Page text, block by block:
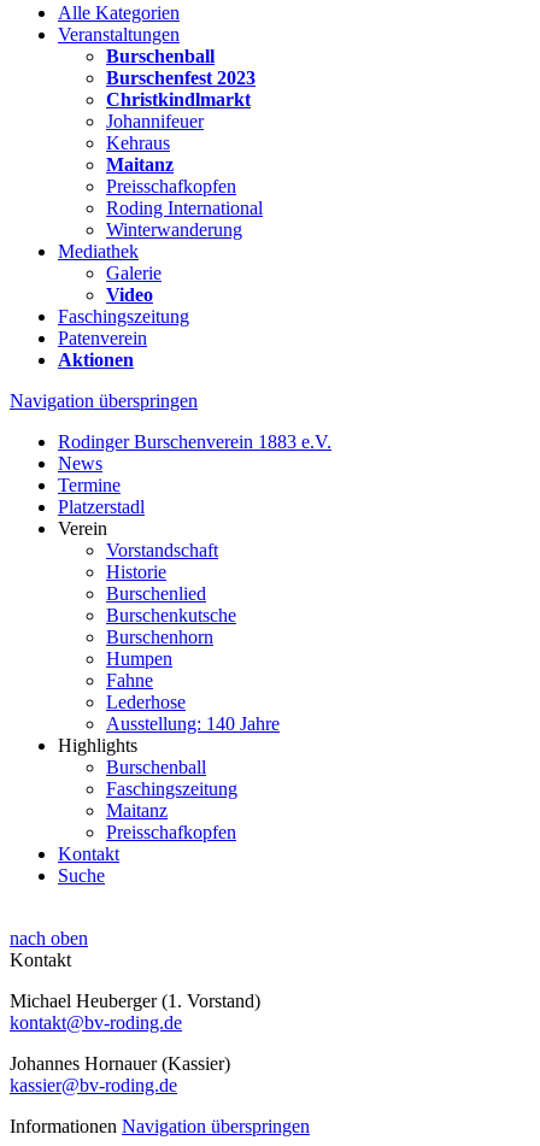
Alle Kategorien
Veranstaltungen
Burschenball
Burschenfest 2023
Christkindlmarkt
Johannifeuer
Kehraus
Maitanz
Preisschafkopfen
Roding International
Winterwanderung
Mediathek
Galerie
Video
Faschingszeitung
Patenverein
Aktionen
Navigation überspringen
Rodinger Burschenverein 1883 e.V.
News
Termine
Platzerstadl
Verein
Vorstandschaft
Historie
Burschenlied
Burschenkutsche
Burschenhorn
Humpen
Fahne
Lederhose
Ausstellung: 140 Jahre
Highlights
Burschenball
Faschingszeitung
Maitanz
Preisschafkopfen
Kontakt
Suche
nach oben
Kontakt
Michael Heuberger (1. Vorstand)
kontakt@bv-roding.de
Johannes Hornauer (Kassier)
kassier@bv-roding.de
Informationen Navigation überspringen